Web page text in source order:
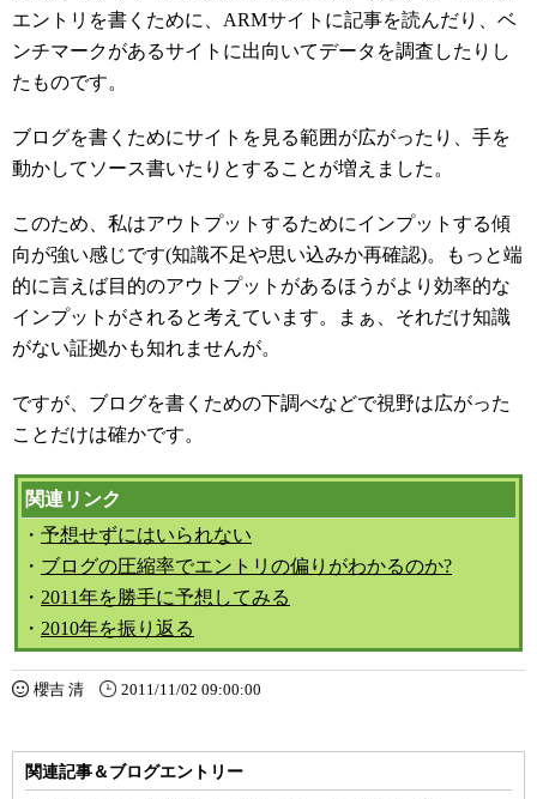
エントリを書くために、ARMサイトに記事を読んだり、ベ
ンチマークがあるサイトに出向いてデータを調査したりし
たものです。
ブログを書くためにサイトを見る範囲が広がったり、手を
動かしてソース書いたりとすることが増えました。
このため、私はアウトプットするためにインプットする傾
向が強い感じです(知識不足や思い込みか再確認)。もっと端
的に言えば目的のアウトプットがあるほうがより効率的な
インプットがされると考えています。まぁ、それだけ知識
がない証拠かも知れませんが。
ですが、ブログを書くための下調べなどで視野は広がった
ことだけは確かです。
関連リンク
・ 予想せずにはいられない
・ ブログの圧縮率でエントリの偏りがわかるのか?
・ 2011年を勝手に予想してみる
・ 2010年を振り返る
櫻吉 清 2011/11/02 09:00:00
関連記事＆ブログエントリー